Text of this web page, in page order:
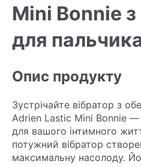
Mini Bonnie
для
Опис продукту
Зустрічайте вібратор з
Adrien Lastic Mini Bonnie —
для вашого інтимного
потужний вібратор
максимальну насолоду.